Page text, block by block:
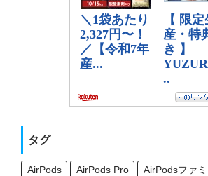
タグ
AirPods AirPods Pro
AirPodsファ